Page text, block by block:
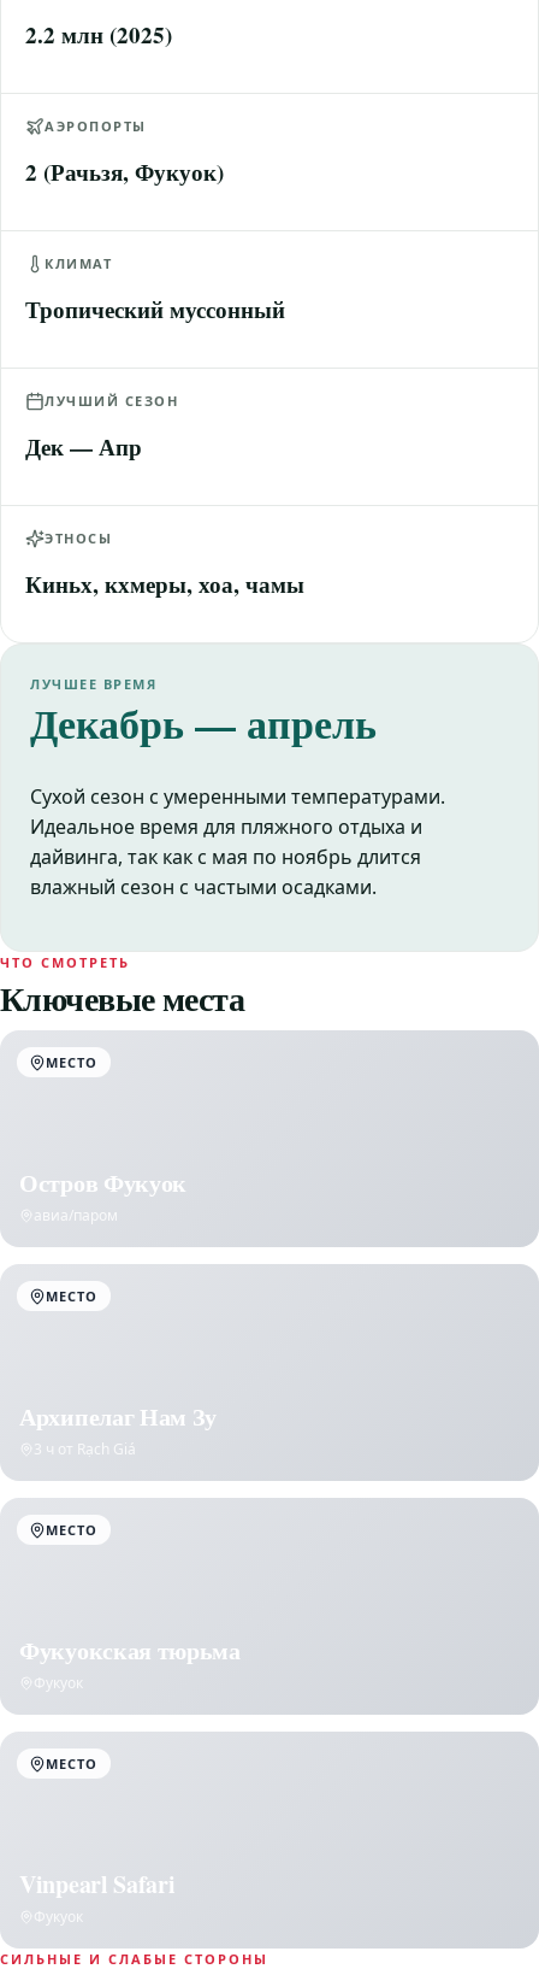
2.2 млн (2025)
АЭРОПОРТЫ
2 (Рачьзя, Фукуок)
КЛИМАТ
Тропический муссонный
ЛУЧШИЙ СЕЗОН
Дек — Апр
ЭТНОСЫ
Киньх, кхмеры, хоа, чамы
ЛУЧШЕЕ ВРЕМЯ
Декабрь — апрель
Сухой сезон с умеренными температурами.
Идеальное время для пляжного отдыха и
дайвинга, так как с мая по ноябрь длится
влажный сезон с частыми осадками.
ЧТО СМОТРЕТЬ
Ключевые места
МЕСТО
Остров Фукуок
авиа/паром
МЕСТО
Архипелаг Нам Зу
3 ч от Rạch Giá
МЕСТО
Фукуокская тюрьма
Фукуок
МЕСТО
Vinpearl Safari
Фукуок
СИЛЬНЫЕ И СЛАБЫЕ СТОРОНЫ